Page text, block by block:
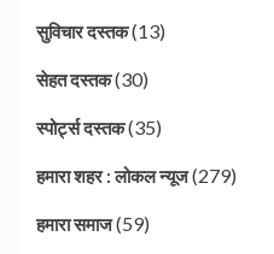
सुविचार दस्तक(13)
सेहत दस्तक(30)
स्पोर्ट्स दस्तक(35)
हमारा शहर : लोकल न्यूज(279)
हमारा समाज(59)